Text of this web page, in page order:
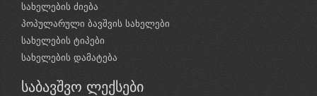
სახელების ძიება
პოპულარული ბავშვის სახელები
სახელების ტიპები
სახელების დამატება
საბავშვო ლექსები